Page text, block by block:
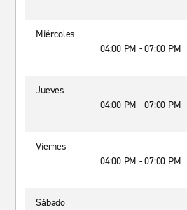
Miércoles
04:00 PM - 07:00 PM
Jueves
04:00 PM - 07:00 PM
Viernes
04:00 PM - 07:00 PM
Sábado